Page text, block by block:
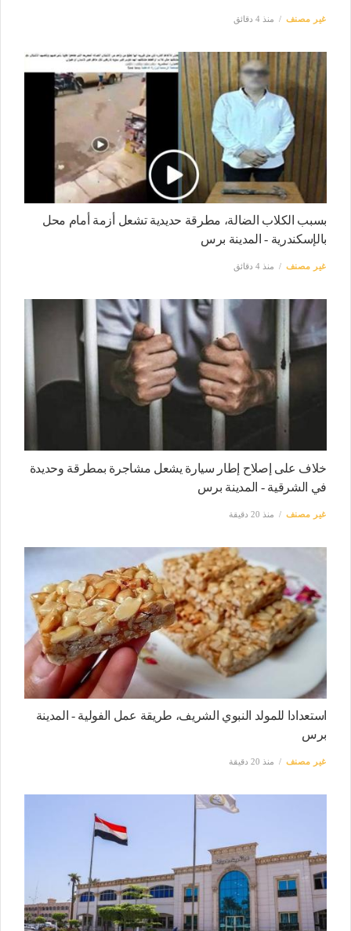
غير مصنف منذ 4 دقائق
بسبب الكلاب الضالة، مطرقة حديدية تشعل أزمة أمام محل
بالإسكندرية - المدينة برس
غير مصنف منذ 4 دقائق
خلاف على إصلاح إطار سيارة يشعل مشاجرة بمطرقة وحديدة
في الشرقية - المدينة برس
غير مصنف منذ 20 دقيقة
استعدادا للمولد النبوي الشريف، طريقة عمل الفولية - المدينة
برس
غير مصنف منذ 20 دقيقة